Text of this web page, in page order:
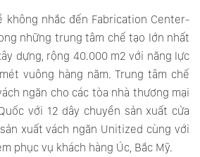
không nhắc đến Fabrication Center-
những trung tâm chế tạo lớn nhất
dựng, rộng 40.000 m2 với năng lực
vuông hàng năm. Trung tâm chế
ngăn cho các tòa nhà thương mại
với 12 dây chuyền sản xuất cửa
xuất vách ngăn Unitized cùng với
phục vụ khách hàng Úc, Bắc Mỹ.